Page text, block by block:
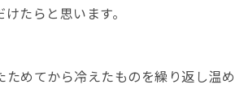
たらと思います。
ためてから冷えたものを繰り返し温め